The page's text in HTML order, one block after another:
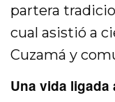
partera
cual asistió a
Cuzamá y
Una vida